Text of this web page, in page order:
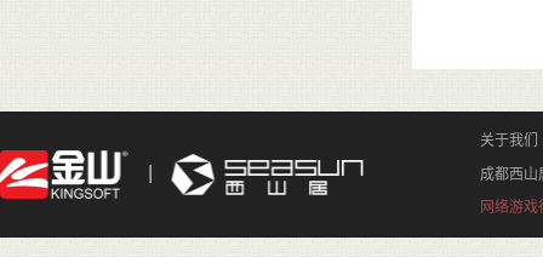
关于我们
成都西山
网络游